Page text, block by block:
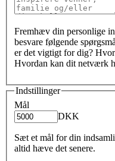
Fremhæv din personlige
besvare følgende
er det vigtigt for dig?
Hvordan kan dit netværk
Indstillinger
Mål
DKK
Sæt et mål for din
altid hæve det senere.